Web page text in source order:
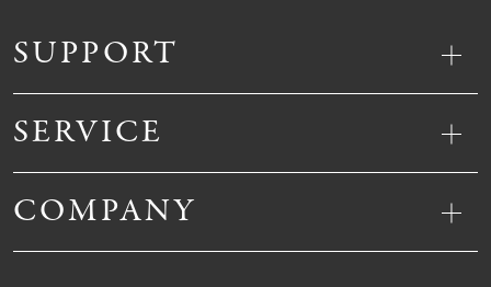
SUPPORT
SERVICE
COMPANY